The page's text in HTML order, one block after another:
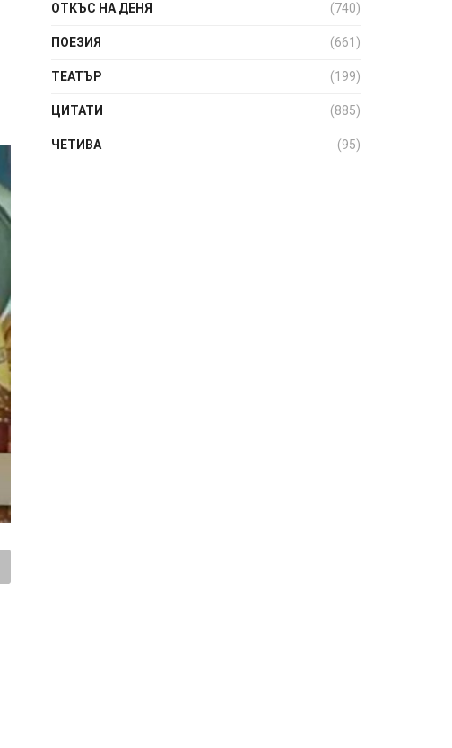
ОТКЪС НА ДЕНЯ (740)
ПОЕЗИЯ (661)
ТЕАТЪР (199)
ЦИТАТИ (885)
ЧЕТИВА (95)